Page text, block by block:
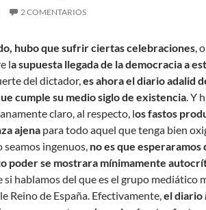
2 COMENTARIOS
hubo que sufrir ciertas celebraciones,
la supuesta llegada de la democracia a
del dictador,es ahora el diario adalid
cumple su medio siglo de existencia. Y
claro, al respecto, los fastos
ajena para todo aquel que tenga bien
seamos ingenuos, no es que esperaramos
poder se mostrara mínimamente
si hablamos del que es el grupo mediático
Reino de España. Efectivamente,el diario